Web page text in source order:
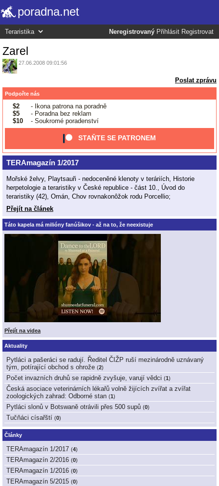
poradna.net
Neregistrovaný Přihlásit Registrovat
Zarel
27.06.2008 09:01:56
Poslat zprávu
Podpořte nás
$2
- Ikona patrona na poradně
$5
- Poradna bez reklam
$10
- Soukromé poradenství
STAŇTE SE PATRONEM
TERAmagazín 1/2017
Mořské želvy, Playtsauři - nedoceněné klenoty v teráriích, Historie
herpetologie a teraristiky v České republice - část 10., Úvod do
teraristiky (42), Omán, Chov rovnakonôžok rodu Porcellio;
Přejít na článek
Táto kapela má milióny fanúšikov - až na to, že neexistuje
Přejít na videa
Aktuality
Pytláci a pašeráci se radují. Ředitel ČIŽP ruší mezinárodně uznávaný
tým, potírající obchod s ohrože (2)
Počet invazních druhů se rapidně zvyšuje, varují vědci (1)
Česká asociace veterinárních lékařů volně žijících zvířat a zvířat
zoologických zahrad: Odborné stan (1)
Pytláci slonů v Botswaně otrávili přes 500 supů (0)
Tučňáci císařští (0)
Články
TERAmagazín 1/2017 (4)
TERAmagazín 2/2016 (0)
TERAmagazín 1/2016 (0)
TERAmagazín 5/2015 (0)